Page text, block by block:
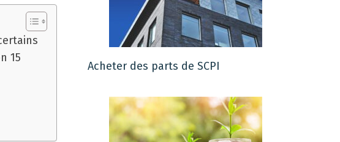
15
Acheter des parts de SCPI